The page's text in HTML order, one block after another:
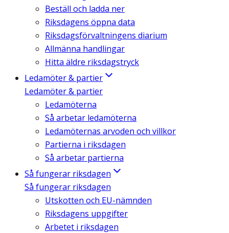
Beställ och ladda ner
Riksdagens öppna data
Riksdagsförvaltningens diarium
Allmänna handlingar
Hitta äldre riksdagstryck
Ledamöter & partier
Ledamöter & partier
Ledamöterna
Så arbetar ledamöterna
Ledamöternas arvoden och villkor
Partierna i riksdagen
Så arbetar partierna
Så fungerar riksdagen
Så fungerar riksdagen
Utskotten och EU-nämnden
Riksdagens uppgifter
Arbetet i riksdagen